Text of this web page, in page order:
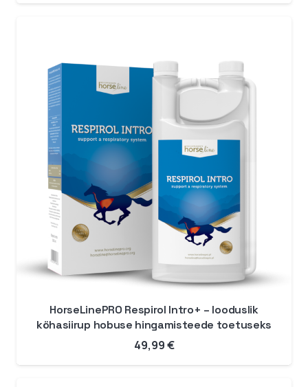
HorseLinePRO Respirol Intro+ – looduslik
köhasiirup hobuse hingamisteede toetuseks
49,99€